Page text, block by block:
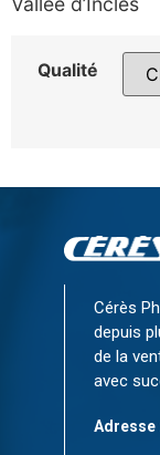
Qualité
Cérès
depuis
de la
avec
Adresse